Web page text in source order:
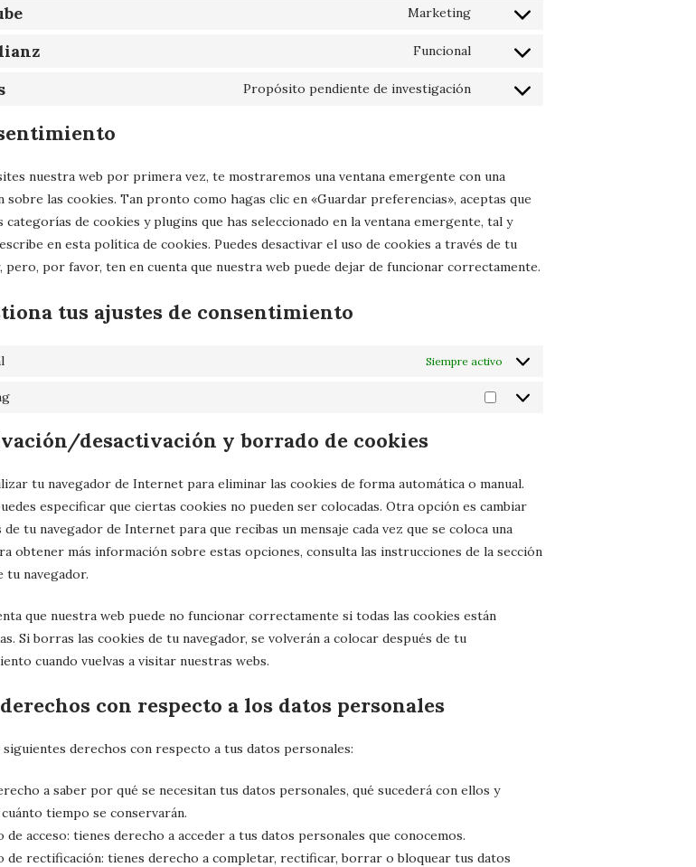
google-
google-
Marketing
Consent
youtube
Funcional
Consent
Propósito pendiente de investigación
Consent
nuestra web por primera vez, te mostraremos una ventana emergente con una
sobre las cookies. Tan pronto como hagas clic en «Guardar preferencias», aceptas que
categorías de cookies y plugins que has seleccionado en la ventana emergente, tal y
en esta política de cookies. Puedes desactivar el uso de cookies a través de tu
pero, por favor, ten en cuenta que nuestra web puede dejar de funcionar correctamente.
tus ajustes de consentimiento
Siempre activo
Marketing
desactivación y borrado de cookies
tu navegador de Internet para eliminar las cookies de forma automática o manual.
especificar que ciertas cookies no pueden ser colocadas. Otra opción es cambiar
de tu navegador de Internet para que recibas un mensaje cada vez que se coloca una
obtener más información sobre estas opciones, consulta las instrucciones de la sección
tu navegador.
que nuestra web puede no funcionar correctamente si todas las cookies están
Si borras las cookies de tu navegador, se volverán a colocar después de tu
cuando vuelvas a visitar nuestras webs.
con respecto a los datos personales
derechos con respecto a tus datos personales:
a saber por qué se necesitan tus datos personales, qué sucederá con ellos y
tiempo se conservarán.
de acceso: tienes derecho a acceder a tus datos personales que conocemos.
de rectificación: tienes derecho a completar, rectificar, borrar o bloquear tus datos